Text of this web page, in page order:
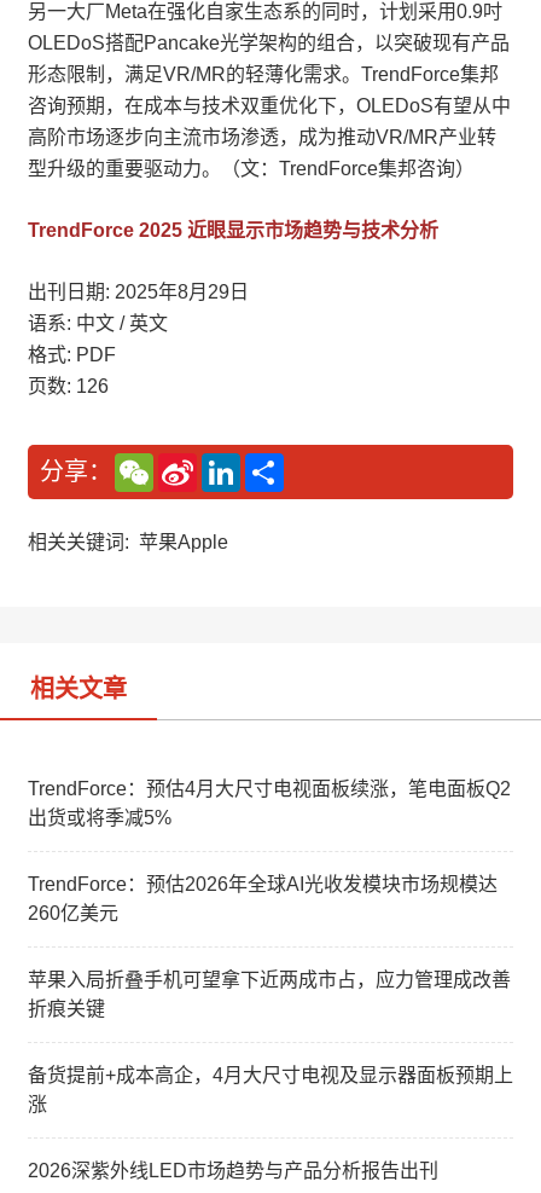
另一大厂Meta在强化自家生态系的同时，计划采用0.9吋
OLEDoS搭配Pancake光学架构的组合，以突破现有产品
形态限制，满足VR/MR的轻薄化需求。TrendForce集邦
咨询预期，在成本与技术双重优化下，OLEDoS有望从中
高阶市场逐步向主流市场渗透，成为推动VR/MR产业转
型升级的重要驱动力。（文：TrendForce集邦咨询）
TrendForce 2025 近眼显示市场趋势与技术分析
出刊日期: 2025年8月29日
语系: 中文 / 英文
格式: PDF
页数: 126
分享：
W
e
C
a
S
n
W
e
L
n
相关关键词: 苹果Apple
相关文章
TrendForce：预估4月大尺寸电视面板续涨，笔电面板Q2
出货或将季减5%
TrendForce：预估2026年全球AI光收发模块市场规模达
260亿美元
苹果入局折叠手机可望拿下近两成市占，应力管理成改善
折痕关键
备货提前+成本高企，4月大尺寸电视及显示器面板预期上
涨
2026深紫外线LED市场趋势与产品分析报告出刊